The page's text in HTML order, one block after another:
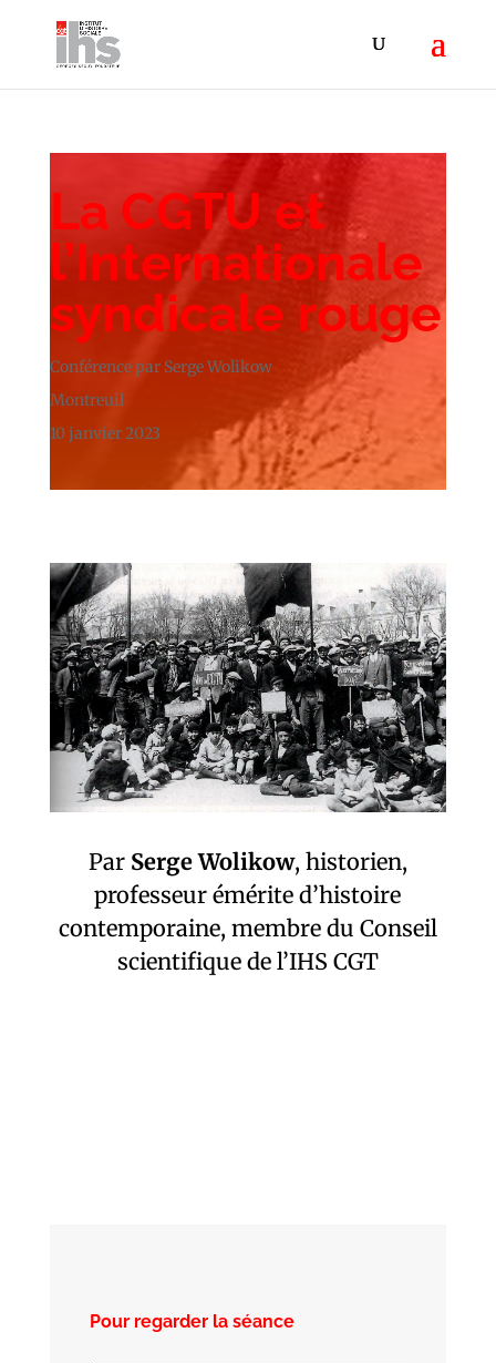
La CGTU et
l’Internationale
syndicale rouge
Conférence par Serge Wolikow
Montreuil
10 janvier 2023
Par Serge Wolikow, historien,
professeur émérite d’histoire
contemporaine, membre du Conseil
scientifique de l’IHS CGT
Pour regarder la séance